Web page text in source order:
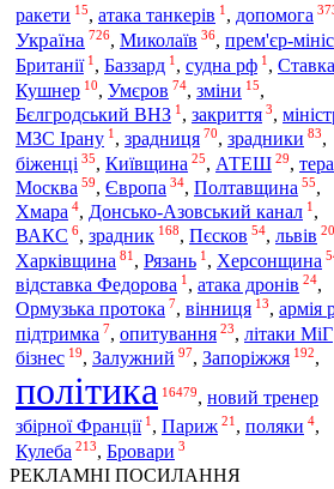
ракети 15, атака танкерів 1 , допомога
Україна 726, Миколаїв 36, прем'єр-
Британії 1 , Баззард 1 , судна рф 1 , Ставка
Кушнер 10, Умєров 74, зміни 15,
Бєлгродський ВНЗ 1 , закриття 3,
МЗС Ірану 1 , зрадниця 70, зрадники 83,
біженці 35, Київщина 25, АТЕШ 29,
Москва 59, Європа 34, Полтавщина 55,
Хмара 4, Донсько-Азовський канал 1 ,
ВАКС 6, зрадник 168, Пєсков 54, львів
Харківщина 81 , Рязань 1 , Херсонщина
відставка Федорова 1 , атака дронів 24,
Ормузька протока 7, вінниця 13, армія
підтримка 7, опитування 23, літаки МіГ
бізнес 19, Залужний 97, Запоріжжя 192,
політика 16479, новий тренер
збірної Франції 1, Париж 21, поляки 4,
Кулеба 213, Бровари 3
РЕКЛАМНІ ПОСИЛАННЯ